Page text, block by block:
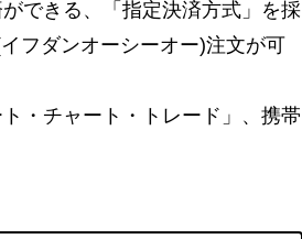
できる、「指定決済方式」を採
フダンオーシーオー)注文が可
・チャート・トレード」、携帯